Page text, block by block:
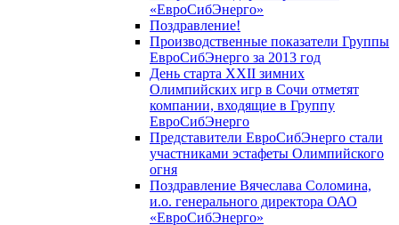
«ЕвроСибЭнерго»
Поздравление!
Производственные показатели Группы
ЕвроСибЭнерго за 2013 год
День старта XXII зимних
Олимпийских игр в Сочи отметят
компании, входящие в Группу
ЕвроСибЭнерго
Представители ЕвроСибЭнерго стали
участниками эстафеты Олимпийского
огня
Поздравление Вячеслава Соломина,
и.о. генерального директора ОАО
«ЕвроСибЭнерго»